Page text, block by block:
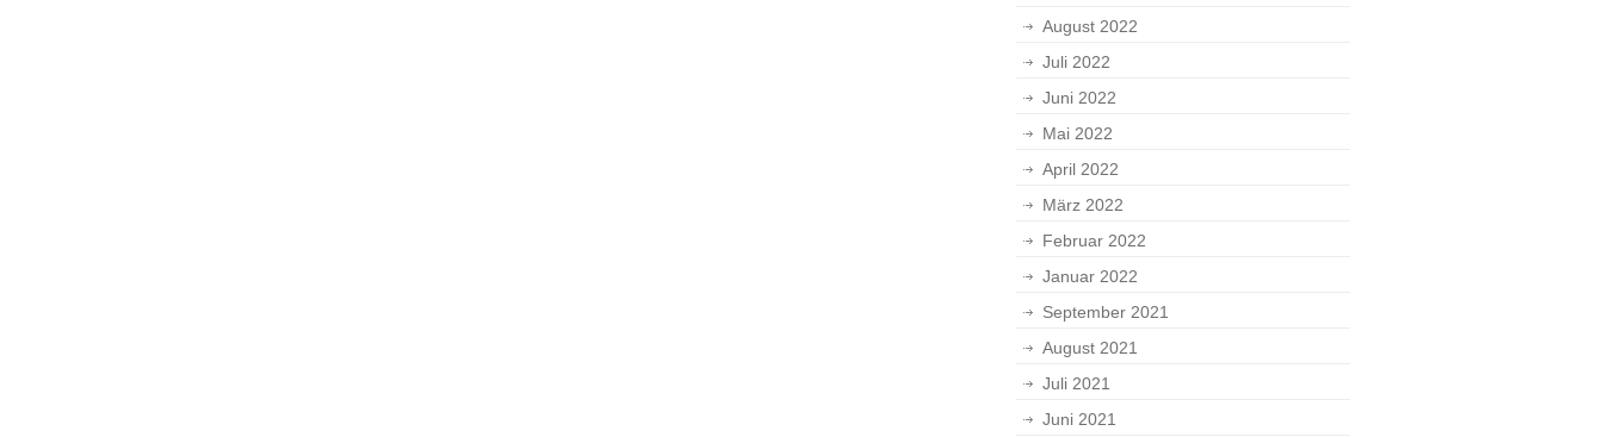
August 2022
Juli 2022
Juni 2022
Mai 2022
April 2022
März 2022
Februar 2022
Januar 2022
September 2021
August 2021
Juli 2021
Juni 2021